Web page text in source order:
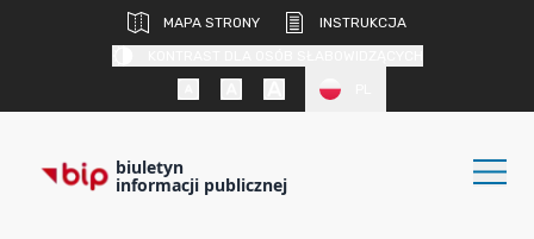
MAPA STRONY
INSTRUKCJA
biuletyn
informacji publicznej